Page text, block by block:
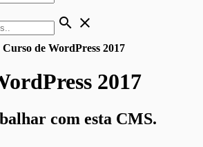
search close
Curso de WordPress 2017
2017
com esta CMS.